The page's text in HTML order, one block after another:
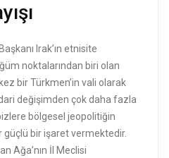
Irak’ın etnisite
noktalarından biri olan
bir Türkmen’in vali olarak
değişimden çok daha fazla
bölgesel jeopolitiğin
güçlü bir işaret vermektedir.
Ağa’nın İl Meclisi